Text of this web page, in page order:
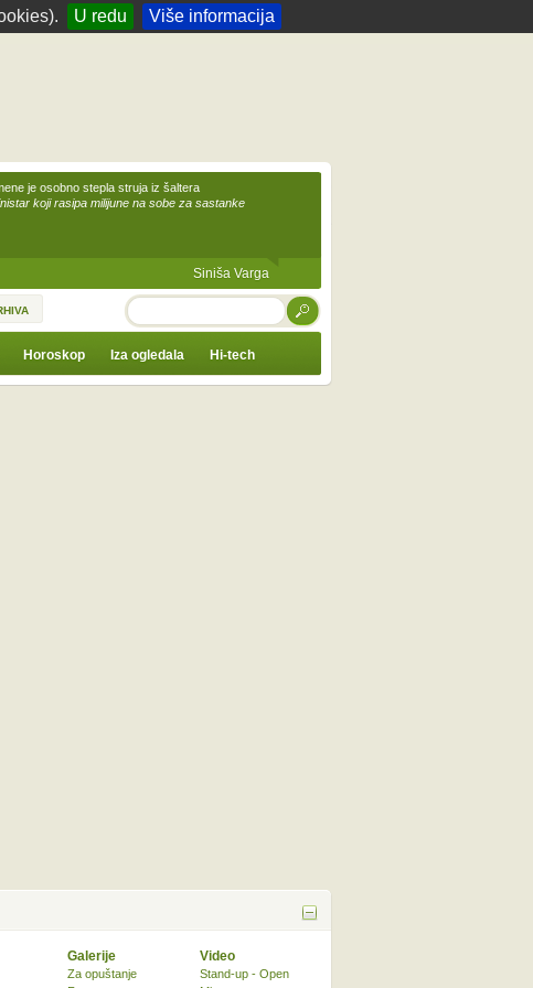
U redu Više informacija
je osobno stepla struja iz šaltera
koji rasipa milijune na sobe za sastanke
Siniša Varga
TRAŽI
Horoskop Iza ogledala Hi-tech
Galerije
Za opuštanje
Video
Stand-up - Open